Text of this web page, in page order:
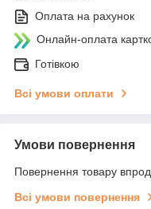
Оплата на рахунок
Онлайн-оплата
Готівкою
Всі умови оплати
Умови повернення
Повернення товару
Всі умови повернення